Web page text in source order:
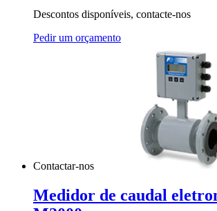
Descontos disponíveis, contacte-nos
Pedir um orçamento
Contactar-nos
Medidor de caudal